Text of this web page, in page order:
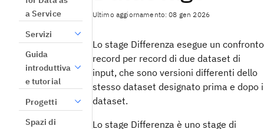
a Service
Servizi
Guida
introduttiva
e tutorial
Progetti
Spazi di
Ultimo aggiornamento: 08 gen 2026
Lo stage Differenza esegue un confronto
record per record di due dataset di
input, che sono versioni differenti dello
stesso dataset designato prima e dopo i
dataset.
Lo stage Differenza è uno stage di